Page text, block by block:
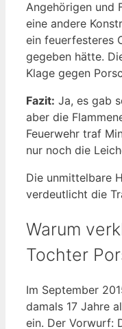
Angehörigen und
eine andere
ein feuerfesteres
gegeben hätte.
Klage gegen
Fazit: Ja, es gab
aber die
Feuerwehr traf
nur noch die
Die unmittelbare
verdeutlicht die
Warum
Tochter
Im September
damals 17 Jahre
ein. Der Vorwurf: